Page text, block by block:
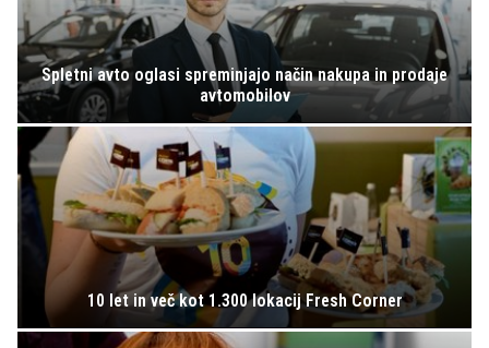
Spletni avto oglasi spreminjajo način nakupa in prodaje
avtomobilov
10 let in več kot 1.300 lokacij Fresh Corner